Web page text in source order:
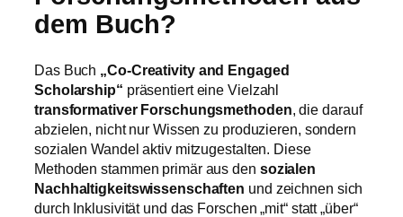
dem Buch?
Das Buch
„Co-Creativity and Engaged
Scholarship“ präsentiert eine Vielzahl
transformativer Forschungsmethoden , die darauf
abzielen, nicht nur Wissen zu produzieren, sondern
sozialen Wandel aktiv mitzugestalten. Diese
Methoden stammen primär aus den sozialen
Nachhaltigkeitswissenschaften und zeichnen sich
durch Inklusivität und das Forschen „mit“ statt „über“